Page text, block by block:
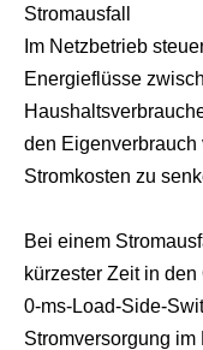
Stromausfall
Im Netzbetrieb
Energieflüsse
den Eigenverbrauch
Stromkosten zu
Bei einem
kürzester Zeit in
0-ms-Load-Side-
Stromversorgung